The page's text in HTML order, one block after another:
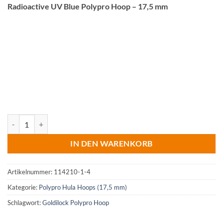
Radioactive UV Blue Polypro Hoop – 17,5 mm
IN DEN WARENKORB
Artikelnummer: 114210-1-4
Kategorie: Polypro Hula Hoops (17,5 mm)
Schlagwort:Goldilock Polypro Hoop